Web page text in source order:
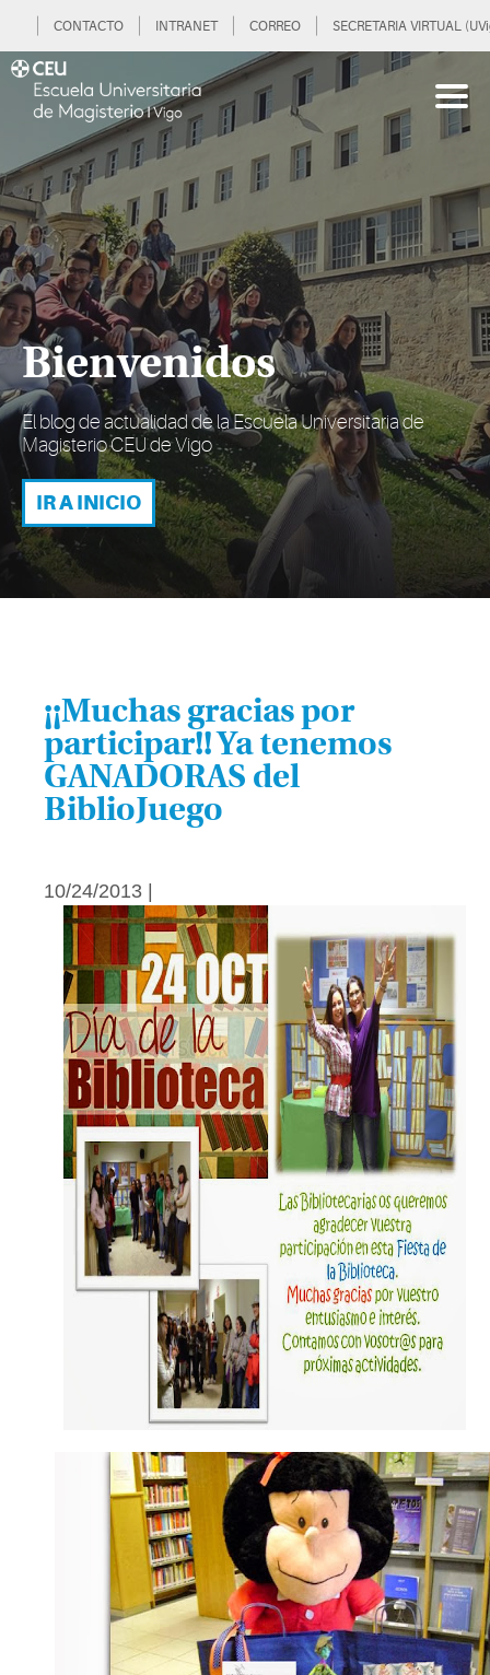
CONTACTO INTRANET CORREO SECRETARIA VIRTUAL
Bienvenidos
El blog de actualidad de la Escuela Universitaria de
Magisterio CEU de Vigo
IR A INICIO
¡¡Muchas gracias por
participar!! Ya tenemos
GANADORAS del
BiblioJuego
10/24/2013 |